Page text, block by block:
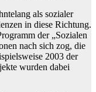
als sozialer
in diese Richtung.
der „Sozialen
nach sich zog, die
2003 der
wurden dabei